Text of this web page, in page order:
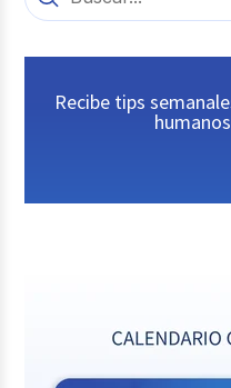
Recibe tips
humanos